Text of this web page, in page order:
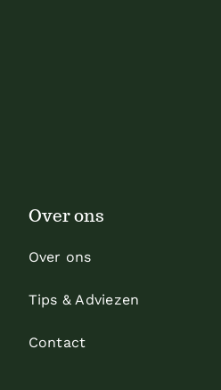
Over ons
Over ons
Tips & Adviezen
Contact